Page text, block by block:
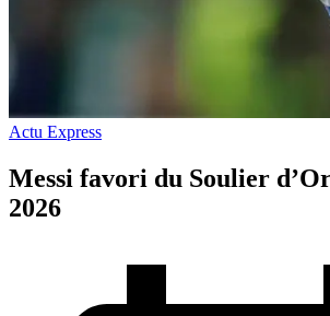
Actu Express
Messi favori du Soulier
2026